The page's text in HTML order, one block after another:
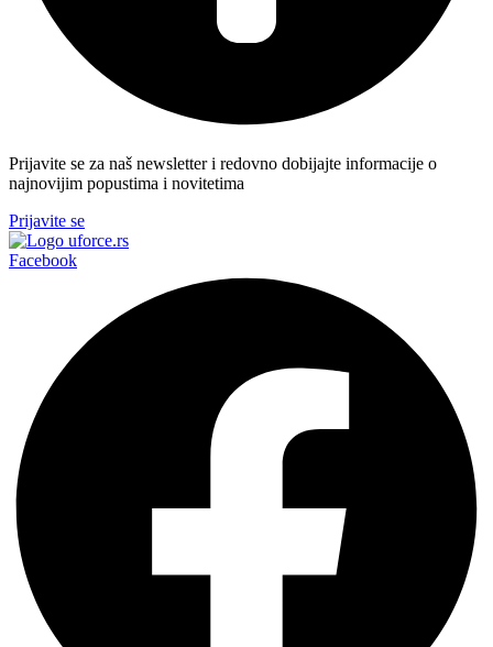
Prijavite se za naš newsletter i redovno dobijajte informacije o
najnovijim popustima i novitetima
Prijavite se
Facebook